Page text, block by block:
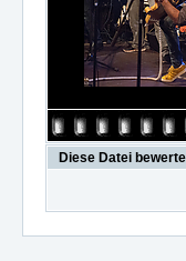
Diese Datei